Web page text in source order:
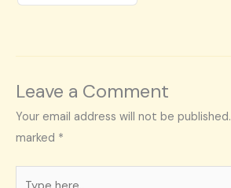
Leave a Comment
Your email address will not be published.
marked *